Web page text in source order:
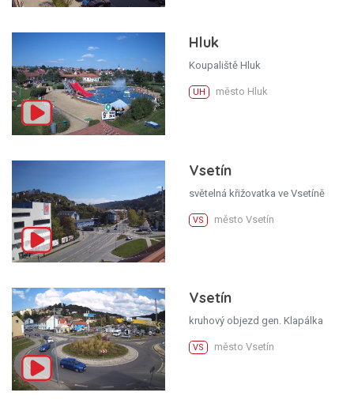
Hluk
Koupaliště Hluk
UH město Hluk
Vsetín
světelná křižovatka ve Vsetíně
VS město Vsetín
Vsetín
kruhový objezd gen. Klapálka
VS město Vsetín